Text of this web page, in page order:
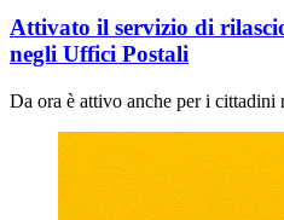
Attivato il servizio di
negli Uffici Postali
Da ora è attivo anche per i